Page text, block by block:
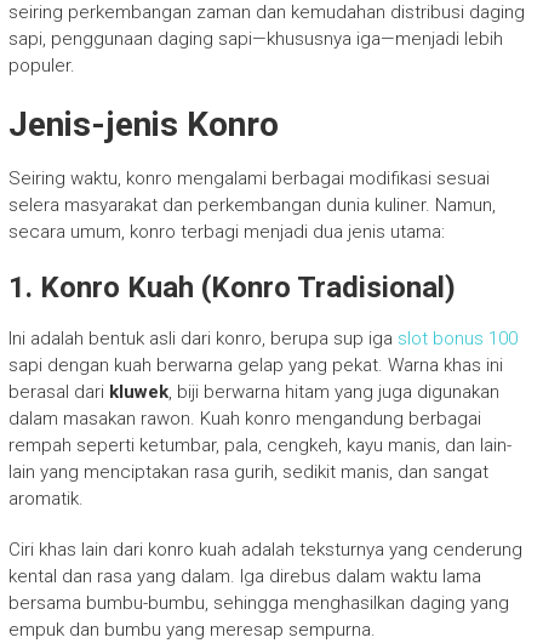
seiring perkembangan zaman dan kemudahan distribusi daging
sapi, penggunaan daging sapi—khususnya iga—menjadi lebih
populer.
Jenis-jenis Konro
Seiring waktu, konro mengalami berbagai modifikasi sesuai
selera masyarakat dan perkembangan dunia kuliner. Namun,
secara umum, konro terbagi menjadi dua jenis utama:
1. Konro Kuah (Konro Tradisional)
Ini adalah bentuk asli dari konro, berupa sup iga slot bonus 100
sapi dengan kuah berwarna gelap yang pekat. Warna khas ini
berasal dari kluwek, biji berwarna hitam yang juga digunakan
dalam masakan rawon. Kuah konro mengandung berbagai
rempah seperti ketumbar, pala, cengkeh, kayu manis, dan lain-
lain yang menciptakan rasa gurih, sedikit manis, dan sangat
aromatik.
Ciri khas lain dari konro kuah adalah teksturnya yang cenderung
kental dan rasa yang dalam. Iga direbus dalam waktu lama
bersama bumbu-bumbu, sehingga menghasilkan daging yang
empuk dan bumbu yang meresap sempurna.